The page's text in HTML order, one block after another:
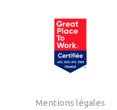
Mentions légales